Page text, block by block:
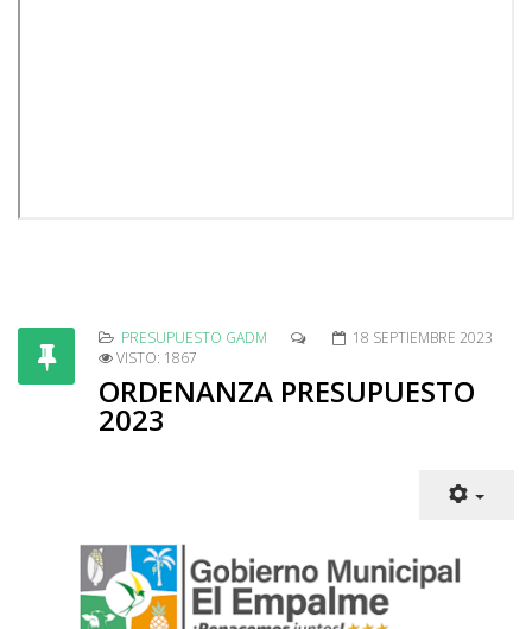
PRESUPUESTO GADM
18 SEPTIEMBRE 2023
VISTO: 1867
ORDENANZA PRESUPUESTO
2023